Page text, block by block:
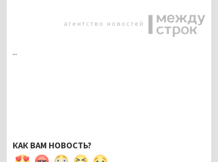
...
КАК ВАМ НОВОСТЬ?